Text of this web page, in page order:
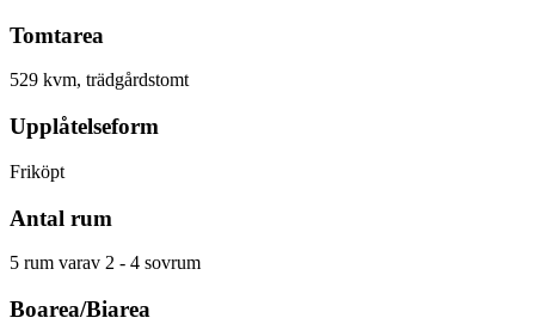
Tomtarea
529 kvm, trädgårdstomt
Upplåtelseform
Friköpt
Antal rum
5 rum varav 2 - 4 sovrum
Boarea/Biarea